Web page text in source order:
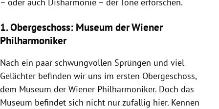
1. Obergeschoss: Museum der Wiener
Philharmoniker
Nach ein paar schwungvollen Sprüngen und viel
Gelächter befinden wir uns im ersten Obergeschoss,
dem Museum der Wiener Philharmoniker. Doch das
Museum befindet sich nicht nur zufällig hier. Kennen